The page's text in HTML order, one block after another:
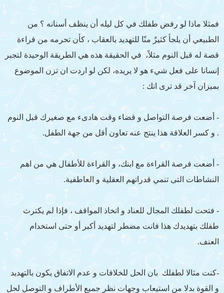
فمثلا ماذا لو رفض طفلك في كل ليله أن ينظف أسنانه ؟ من
الطبيعي أن يلجأ كثيرٌ منّا للتهديد بالعقاب ، كأن تحرمه من قراءة
قصة له قبل النوم مثلاً، في الحقيقة هذه هي الطريقة الوحيدة لتجبر
إنسانا على فعل شيء هو لا يريده، لكن لو اردت ان تزن الموضوع
بميزان آخر قد ترى انك :
- أضعت فرصة التواصل و قضاء وقت هادىء مع صغيرك قبل النوم
. و كسر العلاقة هذا ينتج عنه تعاون أقل من جهة الطفل.
- أضعت فرصة القراءة مع ابنك، و القراءة للأطفال هي من اهم
النشاطات التى تنمي قدراتهم العقلية و العاطفية.
- فتحت لطفلك المجال للعناد و اتخاذ المواقف ، فإذا لم يكترث
طفلك بتهديدك هذا فانت مضطر لتهديد أكبر أو حتى استخدام
العنف.
-كنت مثالا لطفلك بان الحل للخلافات و عدم الاتفاق يكون بالتهديد
و القوة بدلا من استيعاب وجهات نظر جميع الأطراف و التوصل لحل